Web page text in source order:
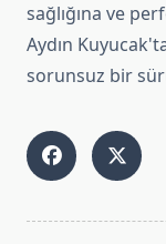
sağlığına ve
Aydın
sorunsuz bir